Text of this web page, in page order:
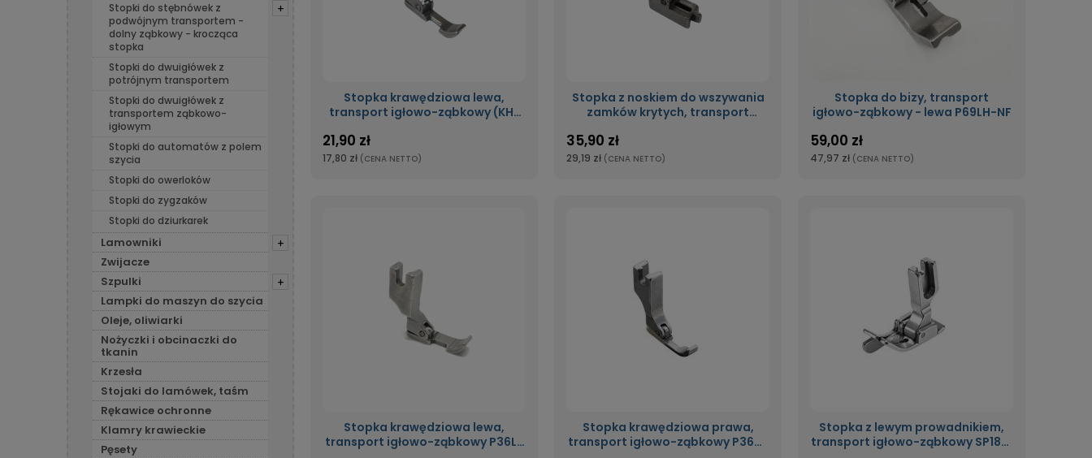
+
Stopki do stębnówek z
podwójnym transportem -
dolny ząbkowy - krocząca
stopka
Stopki do dwuigłówek z
potrójnym transportem
Stopki do dwuigłówek z
transportem ząbkowo-
igłowym
Stopki do automatów z polem
szycia
Stopki do owerloków
Stopki do zygzaków
Stopki do dziurkarek
+
Lamowniki
Zwijacze
+
Szpulki
Lampki do maszyn do szycia
Oleje, oliwiarki
Nożyczki i obcinaczki do
tkanin
Krzesła
Stojaki do lamówek, taśm
Rękawice ochronne
Klamry krawieckie
Pęsety
Stopka krawędziowa lewa,
transport igłowo-ząbkowy (KH)
21,90 zł
17,80 zł (CENA NETTO)
Stopka z noskiem do wszywania
zamków krytych, transport
35,90 zł
29,19 zł (CENA NETTO)
Stopka do bizy, transport
igłowo-ząbkowy - lewa P69LH-NF
59,00 zł
47,97 zł (CENA NETTO)
Stopka krawędziowa lewa,
transport igłowo-ząbkowy P36L-
Stopka krawędziowa prawa,
transport igłowo-ząbkowy P36N-
Stopka z lewym prowadnikiem,
transport igłowo-ząbkowy SP18L-